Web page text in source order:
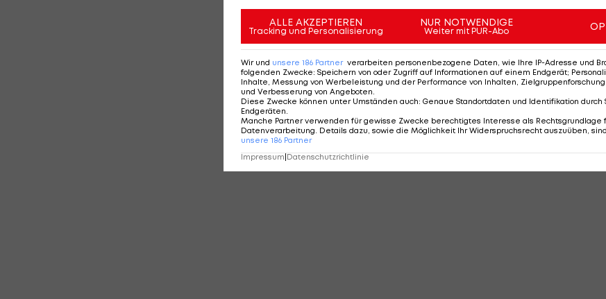
ALLE AKZEPTIEREN
Tracking und Personalisierung
NUR NOTWENDIGE
Weiter mit PUR-Abo
Wir und unsere 186 Partner verarbeiten personenbezogene Daten, wie Ihre IP-Adresse und
folgenden Zwecke: Speichern von oder Zugriff auf Informationen auf einem Endgerät;
Inhalte, Messung von Werbeleistung und der Performance von Inhalten,
und Verbesserung von Angeboten
Diese Zwecke können unter Umständen auch: Genaue Standortdaten und Identifikation durch
Endgeräten
Manche Partner verwenden für gewisse Zwecke berechtigtes Interesse als Rechtsgrundlage
Datenverarbeitung. Details dazu, sowie die Möglichkeit Ihr Widerspruchsrecht auszuüben,
unsere 186 Partner
Impressum|Datenschutzrichtlinie